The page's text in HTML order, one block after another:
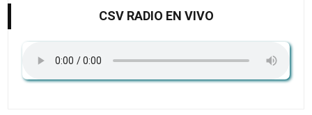
CSV RADIO EN VIVO